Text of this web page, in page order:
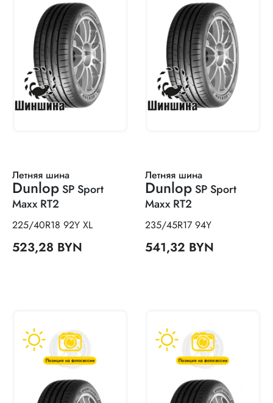
Летняя шина
DunlopSP Sport
Maxx RT2
225/40R18 92Y XL
523,28 BYN
Летняя шина
Dunlop SP Sport
Maxx RT2
235/45R17 94Y
541,32 BYN